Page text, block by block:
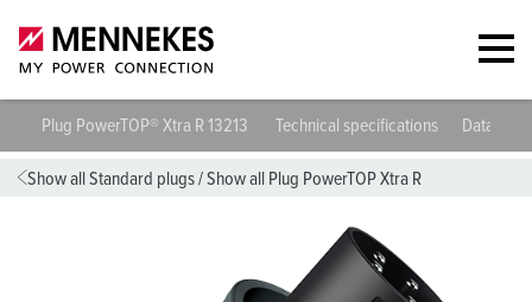
Plug PowerTOP® Xtra R 13213 Technical specifications
Show all Standard plugs/Show all Plug PowerTOP Xtra R